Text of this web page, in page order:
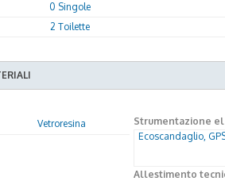
0 Singole
2 Toilette
Vetroresina
Strumentazione
Ecoscandaglio,
Allestimento